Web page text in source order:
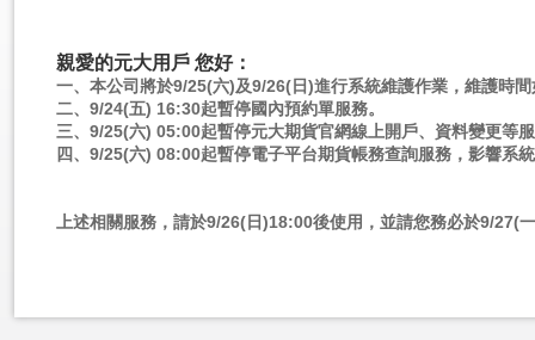
親愛的元大用戶 您好：
一、本公司將於9/25(六)及9/26(日)進行系統維護作業，維護時間
二、9/24(五) 16:30起暫停國內預約單服務。
三、9/25(六) 05:00起暫停元大期貨官網線上開戶、資料變更等
四、9/25(六) 08:00起暫停電子平台期貨帳務查詢服務，影響系
上述相關服務，請於9/26(日)18:00後使用，並請您務必於9/27(